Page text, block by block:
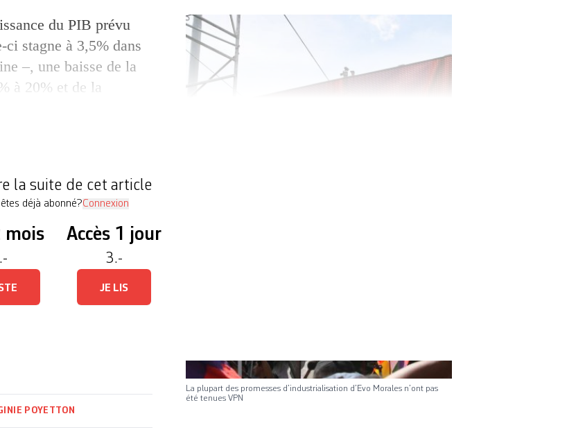
La plupart des promesses d’industrialisation d’Evo Morales n’ont pas
été tenues VPN
du PIB prévu
stagne à 3,5% dans
–, une baisse de la
à 20% et de la
la suite de cet article
déjà abonné?Connexion
mois Accès 1 jour
3.-
JE LIS
POYETTON